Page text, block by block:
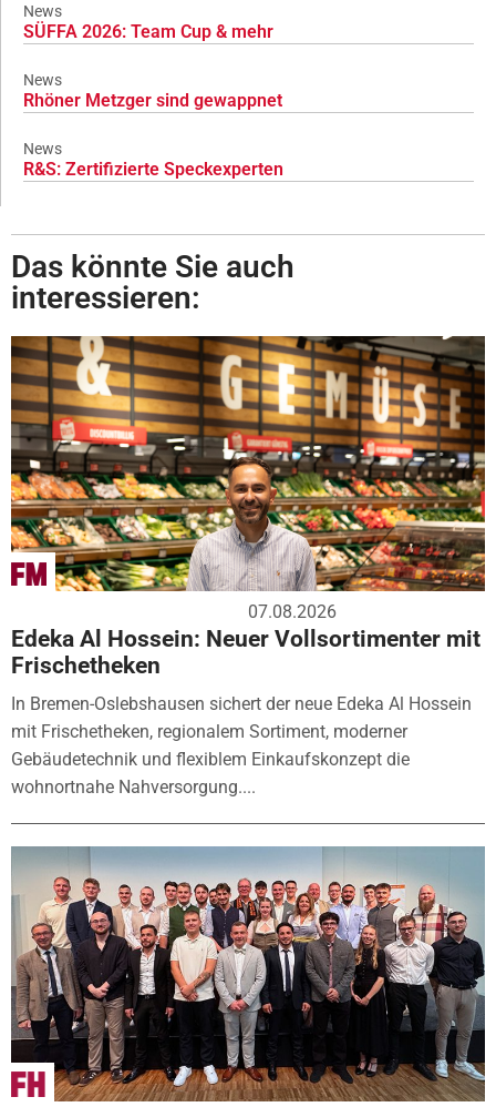
News
SÜFFA 2026: Team Cup & mehr
News
Rhöner Metzger sind gewappnet
News
R&S: Zertifizierte Speckexperten
Das könnte Sie auch
interessieren:
07.08.2026
Edeka Al Hossein: Neuer Vollsortimenter mit
Frischetheken
In Bremen-Oslebshausen sichert der neue Edeka Al Hossein
mit Frischetheken, regionalem Sortiment, moderner
Gebäudetechnik und flexiblem Einkaufskonzept die
wohnortnahe Nahversorgung....